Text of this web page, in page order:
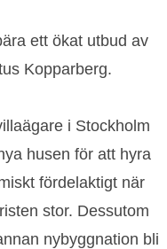
ett ökat utbud av
Kopparberg.
i Stockholm
husen för att hyra
fördelaktigt när
stor. Dessutom
nybyggnation bli